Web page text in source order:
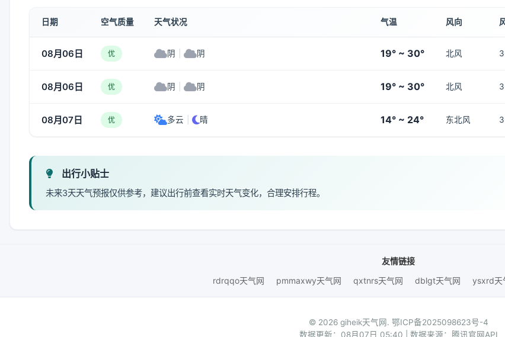
日期 空气质量 天气状况 气温 风向
08月06日 优 阴 阴 19° ~ 30° 北风
08月06日 优 阴 阴 19° ~ 30° 北风
08月07日 优 多云 晴 14° ~ 24° 东北风
出行小贴士
未来3天天气预报仅供参考，建议出行前查看实时天气变化，合理安排行程。
友情链接
rdrqqo天气网
pmmaxwy天气网 qxtnrs天气网 dblgt天气网 ysxrd天
© 2026 giheik天气网. 鄂ICP备2025098623号-4
数据更新：08月07日 05:40 | 数据来源：腾讯官网API